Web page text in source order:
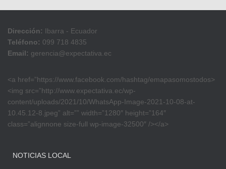
Dirección: Ibarra - Ecuador
Teléfono: 099 718 4835
Email: gerencia@expectativa.ec
<a href=”https://www.facebook.com/hashtag/emapasomostodos>
<img src=”http://www.expectativa.ec/wp-
content/uploads/2021/10/WhatsApp-Image-2021-10-08-at-
10.45.12-8.jpeg” alt=”” width=”1280″ height=”164″
class=”alignnone size-full wp-image-32500″ /></a>
NOTICIAS LOCAL